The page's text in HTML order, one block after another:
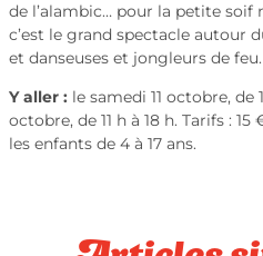
de l’alambic… pour la petite soif
c’est le grand spectacle autour
et danseuses et jongleurs de feu.
Y aller : le samedi 11 octobre, de
octobre, de 11 h à 18 h. Tarifs :
les enfants de 4 à 17 ans.